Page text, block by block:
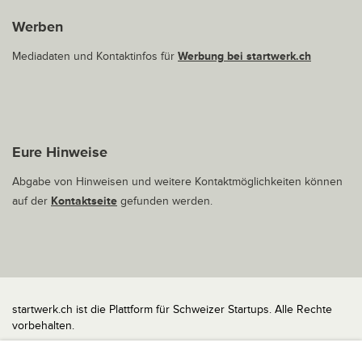
Werben
Mediadaten und Kontaktinfos für Werbung bei startwerk.ch
Eure Hinweise
Abgabe von Hinweisen und weitere Kontaktmöglichkeiten können
auf der Kontaktseite gefunden werden.
startwerk.ch ist die Plattform für Schweizer Startups. Alle Rechte
vorbehalten.